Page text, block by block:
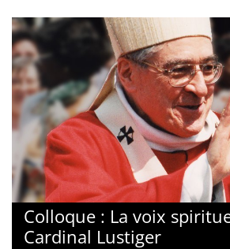
Colloque : La voix
Cardinal Lustiger